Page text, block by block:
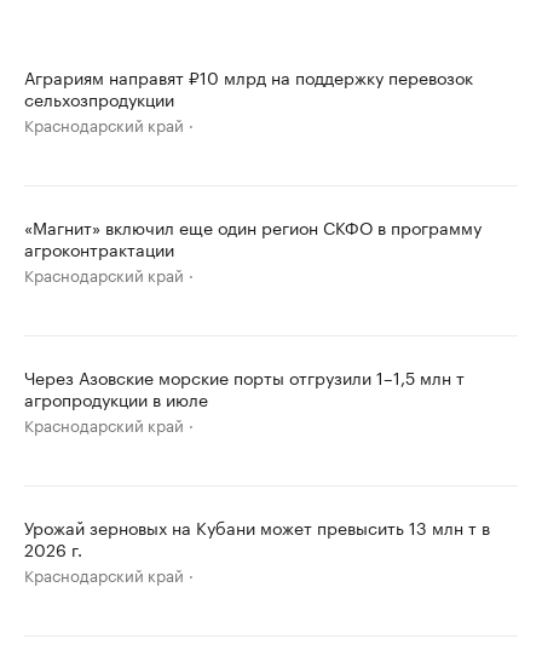
Аграриям направят ₽10 млрд на поддержку перевозок
сельхозпродукции
Краснодарский край
«Магнит» включил еще один регион СКФО в программу
агроконтрактации
Краснодарский край
Через Азовские морские порты отгрузили 1–1,5 млн т
агропродукции в июле
Краснодарский край
Урожай зерновых на Кубани может превысить 13 млн т в
2026 г.
Краснодарский край